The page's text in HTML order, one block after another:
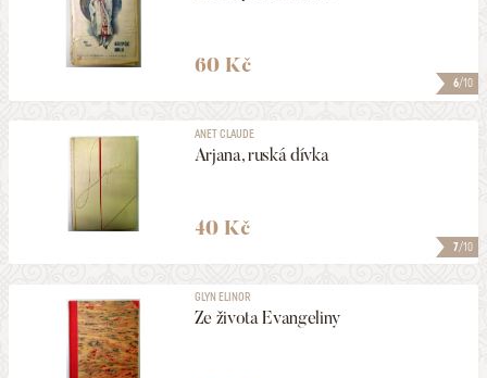
6/10
60 Kč
7/10
ANET CLAUDE
Arjana, ruská dívka
40 Kč
GLYN ELINOR
Ze života Evangeliny